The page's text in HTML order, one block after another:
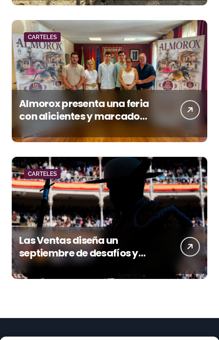
CARTELES
Almorox presenta una feria
con alicientes y marcado
acento torista
CARTELES
Las Ventas diseña un
septiembre de desafíos y
variedad ganadera